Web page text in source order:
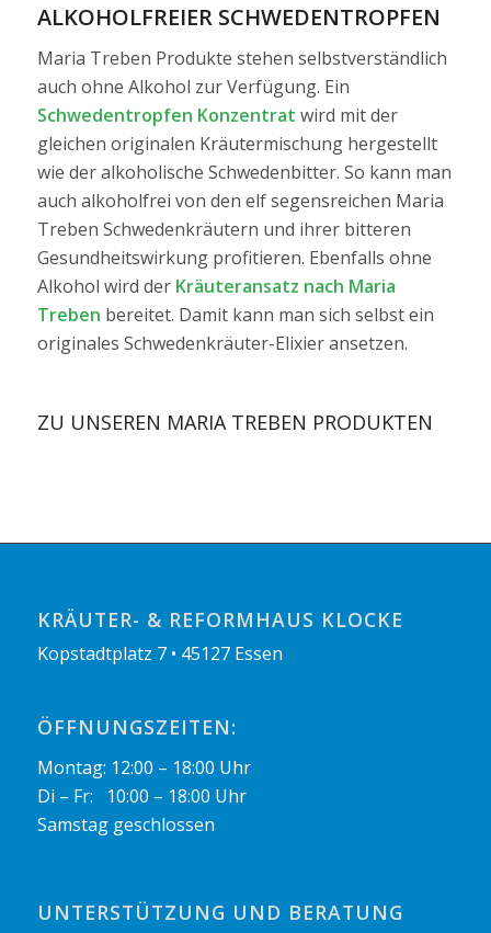
ALKOHOLFREIER SCHWEDENTROPFEN
Maria Treben Produkte stehen selbstverständlich
auch ohne Alkohol zur Verfügung. Ein
Schwedentropfen Konzentrat wird mit der
gleichen originalen Kräutermischung hergestellt
wie der alkoholische Schwedenbitter. So kann man
auch alkoholfrei von den elf segensreichen Maria
Treben Schwedenkräutern und ihrer bitteren
Gesundheitswirkung profitieren. Ebenfalls ohne
Alkohol wird der Kräuteransatz nach Maria
Treben bereitet. Damit kann man sich selbst ein
originales Schwedenkräuter-Elixier ansetzen.
ZU UNSEREN MARIA TREBEN PRODUKTEN
KRÄUTER- & REFORMHAUS KLOCKE
Kopstadtplatz 7 • 45127 Essen
ÖFFNUNGSZEITEN:
Montag: 12:00 – 18:00 Uhr
Di – Fr: 10:00 – 18:00 Uhr
Samstag geschlossen
UNTERSTÜTZUNG UND BERATUNG